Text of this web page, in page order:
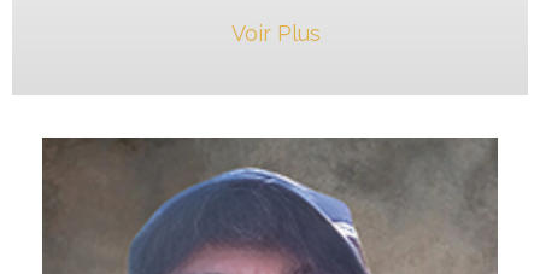
Voir Plus